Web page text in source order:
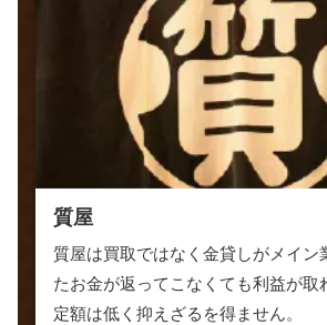
質屋
質屋は買取ではなく金貸しがメイン
たお金が返ってこなくても利益が取
定額は低く抑えざるを得ません。